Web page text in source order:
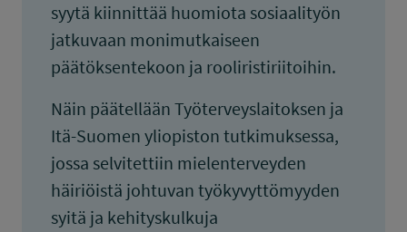
syytä kiinnittää huomiota sosiaalityön
jatkuvaan monimutkaiseen
päätöksentekoon ja rooliristiriitoihin.
Näin päätellään Työterveyslaitoksen ja
Itä-Suomen yliopiston tutkimuksessa,
jossa selvitettiin mielenterveyden
häiriöistä johtuvan työkyvyttömyyden
syitä ja kehityskulkuja